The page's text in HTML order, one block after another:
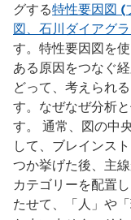
グする特性要因図 (
図、石川ダイアグ
す。特性要因図を
ある原因をつなぐ
どって、考えられ
す。なぜなぜ分析
す。 通常、図の中
して、ブレインス
つか挙げた後、主
カテゴリーを配置
たせて、「人」や